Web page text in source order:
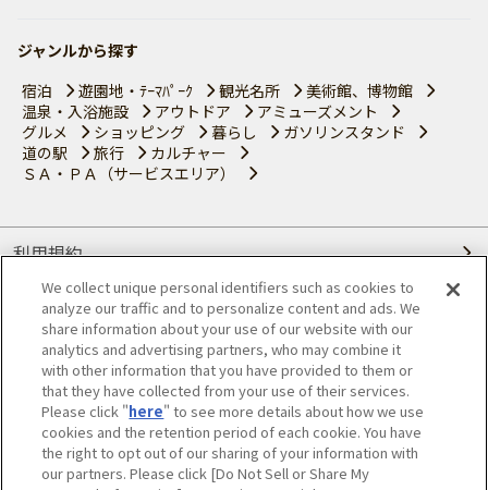
ジャンルから探す
宿泊
遊園地・ﾃｰﾏﾊﾟｰｸ 観光名所
美術館、博物館
温泉・入浴施設
アウトドア
アミューズメント
グルメ
ショッピング 暮らし
ガソリンスタンド
道の駅
旅行
カルチャー
ＳＡ・ＰＡ（サービスエリア）
利用規約
個人情報の取り扱いについて
会員優待サービスの提携をご検討の方へ
JAFホームページ
© JAPAN AUTOMOBILE FEDERATION. All rights reserved.
We collect unique personal identifiers such as cookies to
analyze our traffic and to personalize content and ads. We
share information about your use of our website with our
analytics and advertising partners, who may combine it
with other information that you have provided to them or
that they have collected from your use of their services.
Please click "here" to see more details about how we use
cookies and the retention period of each cookie. You have
the right to opt out of our sharing of your information with
our partners. Please click [Do Not Sell or Share My